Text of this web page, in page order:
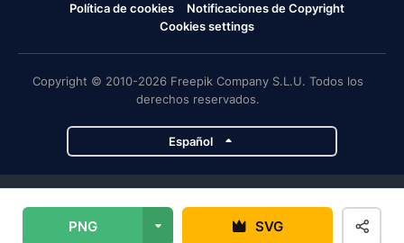
PNG SVG
Política de cookies
Notificaciones de Copyright
Cookies settings
Copyright © 2010-2026 Freepik Company S.L.U. Todos los
derechos reservados.
Español